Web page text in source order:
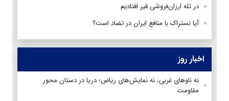
در تله ارزان‌فروشی قیر افتادیم
آیا نستراک با منافع ایران در تضاد است؟
اخبار روز
نه ناوهای غربی، نه نمایش‌های ریاض؛ دریا در دستان محور
مقاومت